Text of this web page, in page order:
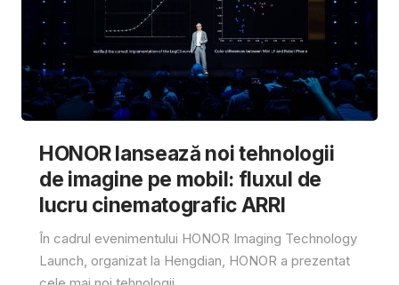
HONOR lansează noi tehnologii
de imagine pe mobil: fluxul de
lucru cinematografic ARRI
În cadrul evenimentului HONOR Imaging Technology
Launch, organizat la Hengdian, HONOR a prezentat